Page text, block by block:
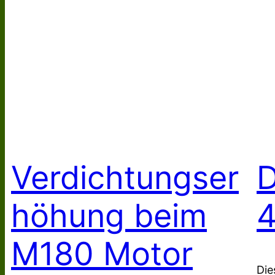
Verdichtungser
höhung beim
M180 Motor